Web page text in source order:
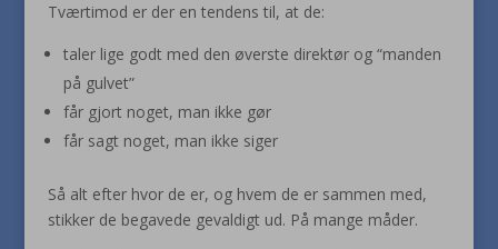
Tværtimod er der en tendens til, at de:
taler lige godt med den øverste direktør og “manden
på gulvet”
får gjort noget, man ikke gør
får sagt noget, man ikke siger
Så alt efter hvor de er, og hvem de er sammen med,
stikker de begavede gevaldigt ud. På mange måder.